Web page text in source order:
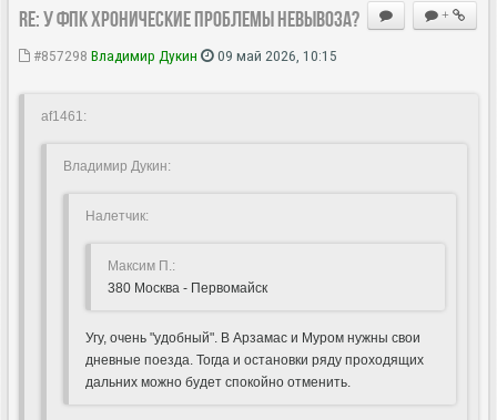
+
Re: У ФПК хронические проблемы невывоза?
#857298 Владимир Дукин 09 май 2026, 10:15
af1461:
Владимир Дукин:
Hалетчик:
Максим П.:
380 Москва - Первомайск
Угу, очень "удобный". В Арзамас и Муром нужны свои
дневные поезда. Тогда и остановки ряду проходящих
дальних можно будет спокойно отменить.